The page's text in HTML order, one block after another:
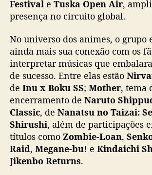
Festival e Tuska Open Air,
presença no circuito global.
No universo dos animes, o grupo
ainda mais sua conexão com os
interpretar músicas que
de sucesso. Entre elas estão
de Inu x Boku SS; Mother, tema
encerramento de Naruto
Classic, de Nanatsu no Taizai:
Shirushi, além de participações
títulos como Zombie-Loan,
Raid, Megane-bu! e Kindaichi
Jikenbo Returns.